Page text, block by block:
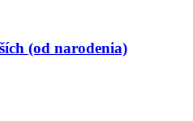
(od narodenia)